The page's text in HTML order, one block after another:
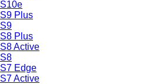
S10e
S9 Plus
S9
S8 Plus
S8 Active
S8
S7 Edge
S7 Active